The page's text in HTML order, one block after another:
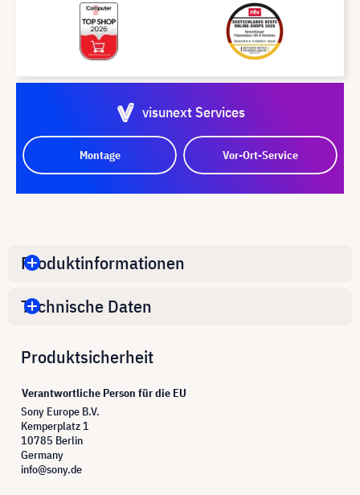
visunext Services
Montage Vor-Ort-Service
Produktinformationen
Technische Daten
Produktsicherheit
Verantwortliche Person für die EU
Sony Europe B.V.
Kemperplatz 1
10785 Berlin
Germany
info@sony.de